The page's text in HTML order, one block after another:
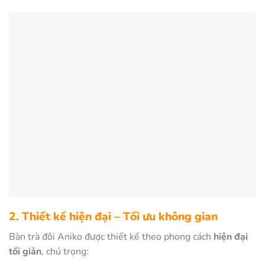
2. Thiết kế hiện đại – Tối ưu không gian
Bàn trà đôi Aniko được thiết kế theo phong cách hiện đại
tối giản, chú trọng: